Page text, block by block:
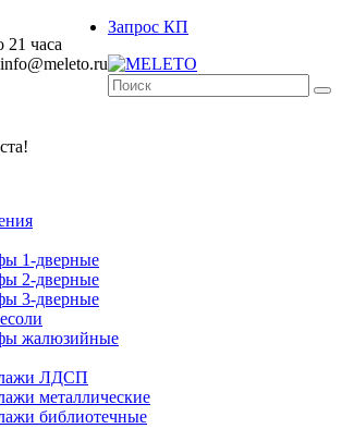
21 часа
Запрос КП
1-дверные
2-дверные
3-дверные
жалюзийные
ЛДСП
металлические
библиотечные